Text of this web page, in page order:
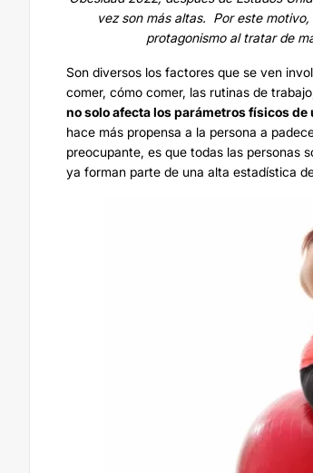
vez son más altas. Por este
protagonismo al tratar de
Son diversos los factores que se ven
comer, cómo comer, las rutinas de
no solo afecta los parámetros físicos de
hace más propensa a la persona a
preocupante, es que todas las personas
ya forman parte de una alta estadística